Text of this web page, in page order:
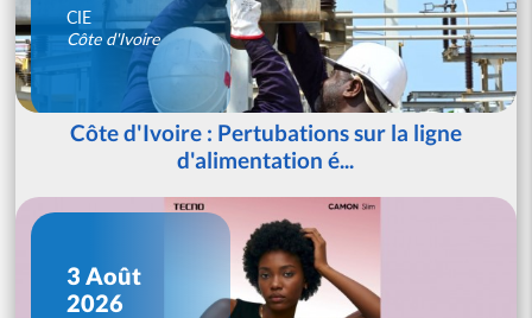
CIE
Côte d'Ivoire
Côte d'Ivoire : Pertubations sur la ligne
d'alimentation é...
3 Août
2026